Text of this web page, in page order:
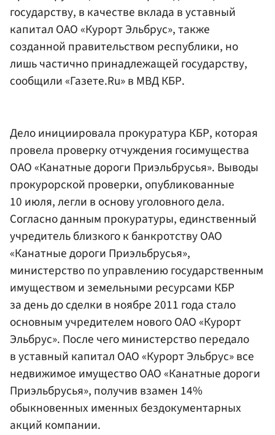
государству, в качестве вклада в уставный
капитал ОАО «Курорт Эльбрус», также
созданной правительством республики, но
лишь частично принадлежащей государству,
сообщили «Газете.Ru» в МВД КБР.
Дело инициировала прокуратура КБР, которая
провела проверку отчуждения госимущества
ОАО «Канатные дороги Приэльбрусья». Выводы
прокурорской проверки, опубликованные
10 июля, легли в основу уголовного дела.
Согласно данным прокуратуры, единственный
учредитель близкого к банкротству ОАО
«Канатные дороги Приэльбрусья»,
министерство по управлению государственным
имуществом и земельными ресурсами КБР
за день до сделки в ноябре 2011 года стало
основным учредителем нового ОАО «Курорт
Эльбрус». После чего министерство передало
в уставный капитал ОАО «Курорт Эльбрус» все
недвижимое имущество ОАО «Канатные дороги
Приэльбрусья», получив взамен 14%
обыкновенных именных бездокументарных
акций компании.